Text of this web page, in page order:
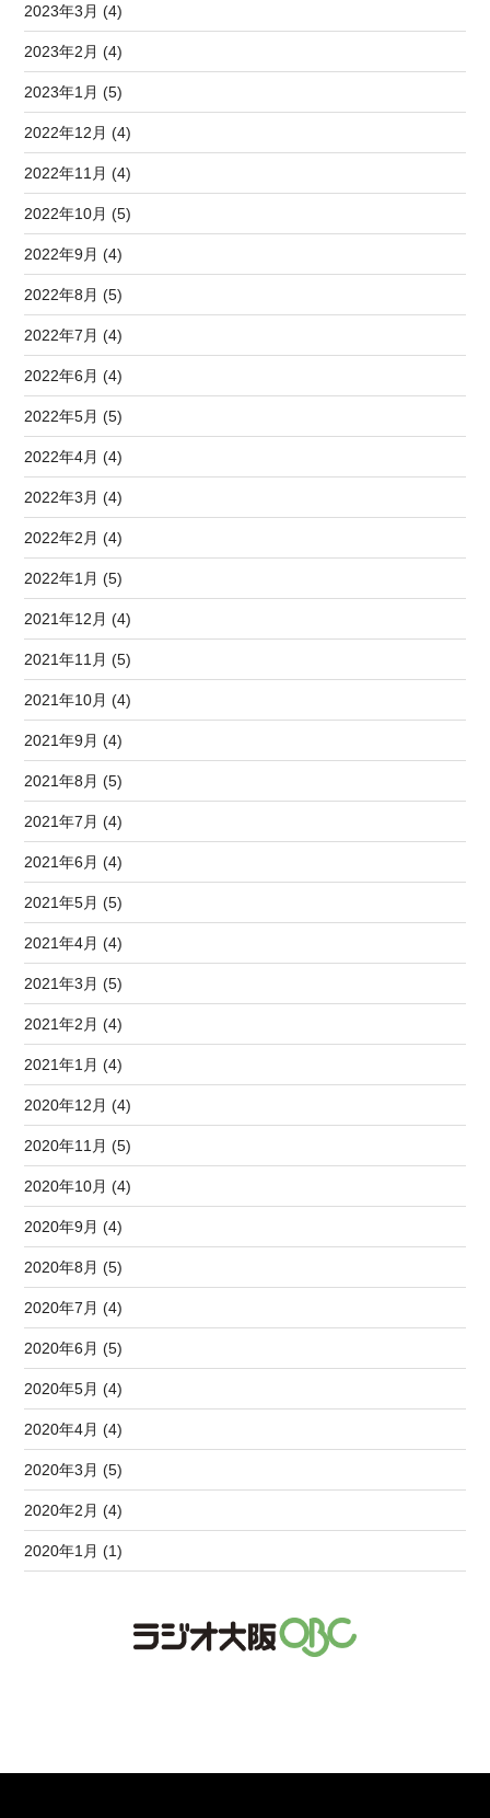
2023年3月 (4)
2023年2月 (4)
2023年1月 (5)
2022年12月 (4)
2022年11月 (4)
2022年10月 (5)
2022年9月 (4)
2022年8月 (5)
2022年7月 (4)
2022年6月 (4)
2022年5月 (5)
2022年4月 (4)
2022年3月 (4)
2022年2月 (4)
2022年1月 (5)
2021年12月 (4)
2021年11月 (5)
2021年10月 (4)
2021年9月 (4)
2021年8月 (5)
2021年7月 (4)
2021年6月 (4)
2021年5月 (5)
2021年4月 (4)
2021年3月 (5)
2021年2月 (4)
2021年1月 (4)
2020年12月 (4)
2020年11月 (5)
2020年10月 (4)
2020年9月 (4)
2020年8月 (5)
2020年7月 (4)
2020年6月 (5)
2020年5月 (4)
2020年4月 (4)
2020年3月 (5)
2020年2月 (4)
2020年1月 (1)